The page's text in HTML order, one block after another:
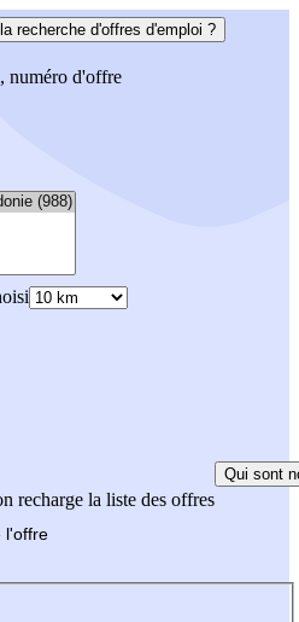
recherche d'offres d'emploi ?
numéro d'offre
recharge la liste des offres
Qui sont
l'offre